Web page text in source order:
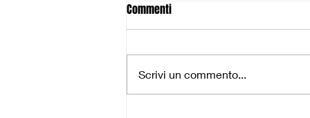
Commenti
Scrivi un commento...